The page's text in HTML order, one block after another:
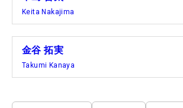
Keita Nakajima
金谷 拓実
Takumi Kanaya